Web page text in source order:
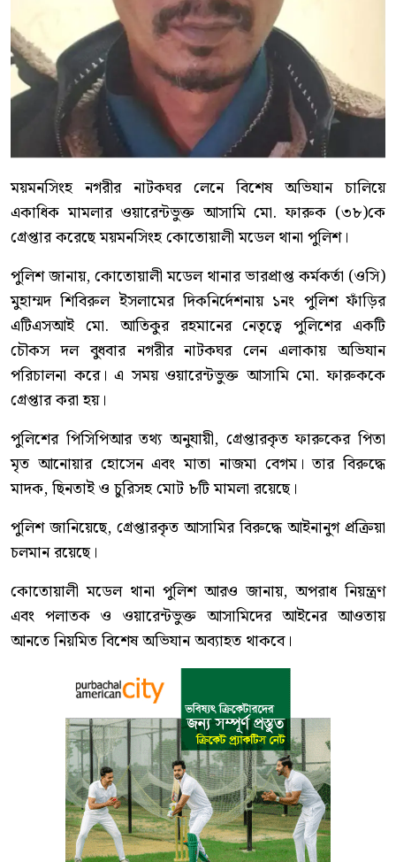
ময়মনসিংহ নগরীর নাটকঘর লেনে বিশেষ অভিযান চালিয়ে
একাধিক মামলার ওয়ারেন্টভুক্ত আসামি মো. ফারুক (৩৮)কে
গ্রেপ্তার করেছে ময়মনসিংহ কোতোয়ালী মডেল থানা পুলিশ।
পুলিশ জানায়, কোতোয়ালী মডেল থানার ভারপ্রাপ্ত কর্মকর্তা (ওসি)
মুহাম্মদ শিবিরুল ইসলামের দিকনির্দেশনায় ১নং পুলিশ ফাঁড়ির
এটিএসআই মো. আতিকুর রহমানের নেতৃত্বে পুলিশের একটি
চৌকস দল বুধবার নগরীর নাটকঘর লেন এলাকায় অভিযান
পরিচালনা করে। এ সময় ওয়ারেন্টভুক্ত আসামি মো. ফারুককে
গ্রেপ্তার করা হয়।
পুলিশের পিসিপিআর তথ্য অনুযায়ী, গ্রেপ্তারকৃত ফারুকের পিতা
মৃত আনোয়ার হোসেন এবং মাতা নাজমা বেগম। তার বিরুদ্ধে
মাদক, ছিনতাই ও চুরিসহ মোট ৮টি মামলা রয়েছে।
পুলিশ জানিয়েছে, গ্রেপ্তারকৃত আসামির বিরুদ্ধে আইনানুগ প্রক্রিয়া
চলমান রয়েছে।
কোতোয়ালী মডেল থানা পুলিশ আরও জানায়, অপরাধ নিয়ন্ত্রণ
এবং পলাতক ও ওয়ারেন্টভুক্ত আসামিদের আইনের আওতায়
আনতে নিয়মিত বিশেষ অভিযান অব্যাহত থাকবে।